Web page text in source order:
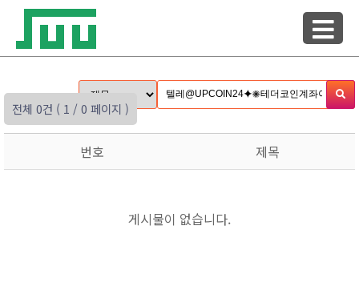
전체 0건 ( 1 / 0 페이지 )
번호 제목
게시물이 없습니다.